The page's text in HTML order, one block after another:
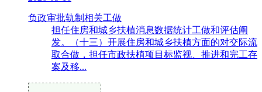
负政审批轨制相关工做
担任住房和城乡扶植消息数据统计工做和评估阐
发。（十三）开展住房和城乡扶植方面的对交际流
取合做，担任市政扶植项目标监视、推进和完工存
案及移...